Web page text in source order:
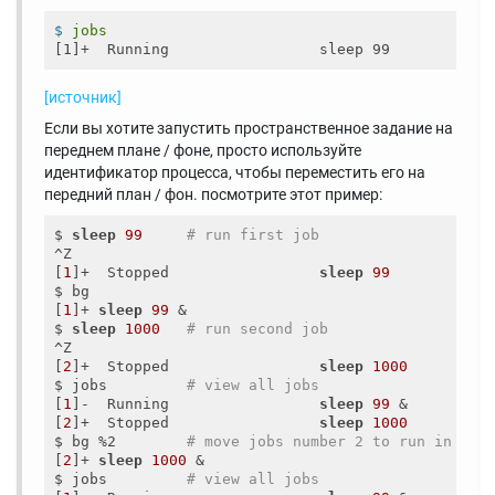
$
jobs
[источник]
Если вы хотите запустить пространственное задание на
переднем плане / фоне, просто используйте
идентификатор процесса, чтобы переместить его на
передний план / фон. посмотрите этот пример:
$ sleep 99
# run first job
^Z
1 ]+  Stopped sleep 99
$ bg
1 ]+ sleep 99 &
$ sleep 1000
# run second job
^Z
2 ]+  Stopped sleep 1000
$ jobs # view all jobs
1 ]-  Running sleep 99 &
2 ]+  Stopped sleep 1000
$ bg %2 # move jobs number 2 to run in
2 ]+ sleep 1000 &
$ jobs # view all jobs